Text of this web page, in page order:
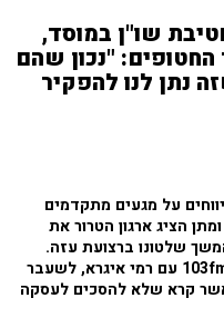
שו"ן במוסד,
"נכון שהם
נתן לנו להפקיר
על מגעים מתקדמים
הציג ארגון הטרור את
שלטונו ברצועת עזה.
פרופ' אריה אלדד ורון קופמן שוחחו ב־103fm עם רמי איגרא, לשעבר
קרא שלא להסכים לעסקה